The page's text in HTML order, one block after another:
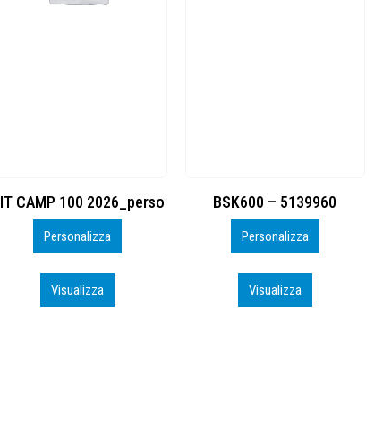
BSK600 – 5139960
Personalizza
Visualizza
DTF
Personalizza
Visualizza